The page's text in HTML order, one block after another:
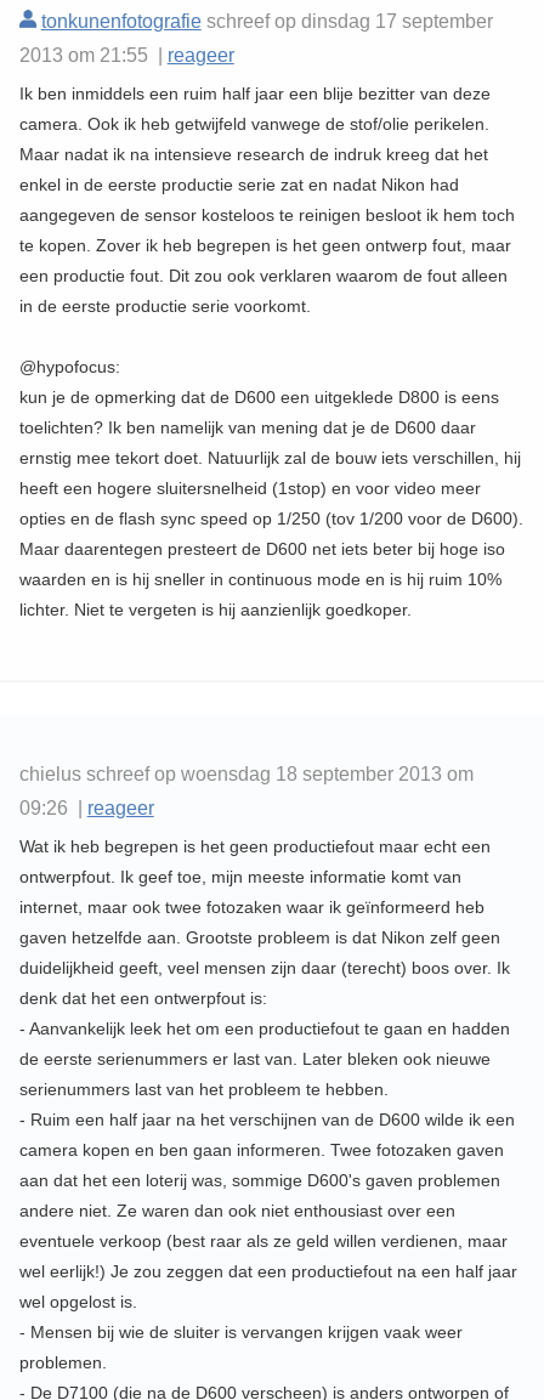
tonkunenfotografieschreef op dinsdag 17 september
2013 om 21:55 | reageer
Ik ben inmiddels een ruim half jaar een blije bezitter van deze
camera. Ook ik heb getwijfeld vanwege de stof/olie perikelen.
Maar nadat ik na intensieve research de indruk kreeg dat het
enkel in de eerste productie serie zat en nadat Nikon had
aangegeven de sensor kosteloos te reinigen besloot ik hem toch
te kopen. Zover ik heb begrepen is het geen ontwerp fout, maar
een productie fout. Dit zou ook verklaren waarom de fout alleen
in de eerste productie serie voorkomt.
@hypofocus:
kun je de opmerking dat de D600 een uitgeklede D800 is eens
toelichten? Ik ben namelijk van mening dat je de D600 daar
ernstig mee tekort doet. Natuurlijk zal de bouw iets verschillen, hij
heeft een hogere sluitersnelheid (1stop) en voor video meer
opties en de flash sync speed op 1/250 (tov 1/200 voor de D600).
Maar daarentegen presteert de D600 net iets beter bij hoge iso
waarden en is hij sneller in continuous mode en is hij ruim 10%
lichter. Niet te vergeten is hij aanzienlijk goedkoper.
chielus schreef op woensdag 18 september 2013 om
09:26 | reageer
Wat ik heb begrepen is het geen productiefout maar echt een
ontwerpfout. Ik geef toe, mijn meeste informatie komt van
internet, maar ook twee fotozaken waar ik geïnformeerd heb
gaven hetzelfde aan. Grootste probleem is dat Nikon zelf geen
duidelijkheid geeft, veel mensen zijn daar (terecht) boos over. Ik
denk dat het een ontwerpfout is:
- Aanvankelijk leek het om een productiefout te gaan en hadden
de eerste serienummers er last van. Later bleken ook nieuwe
serienummers last van het probleem te hebben.
- Ruim een half jaar na het verschijnen van de D600 wilde ik een
camera kopen en ben gaan informeren. Twee fotozaken gaven
aan dat het een loterij was, sommige D600's gaven problemen
andere niet. Ze waren dan ook niet enthousiast over een
eventuele verkoop (best raar als ze geld willen verdienen, maar
wel eerlijk!) Je zou zeggen dat een productiefout na een half jaar
wel opgelost is.
- Mensen bij wie de sluiter is vervangen krijgen vaak weer
problemen.
- De D7100 (die na de D600 verscheen) is anders ontworpen of